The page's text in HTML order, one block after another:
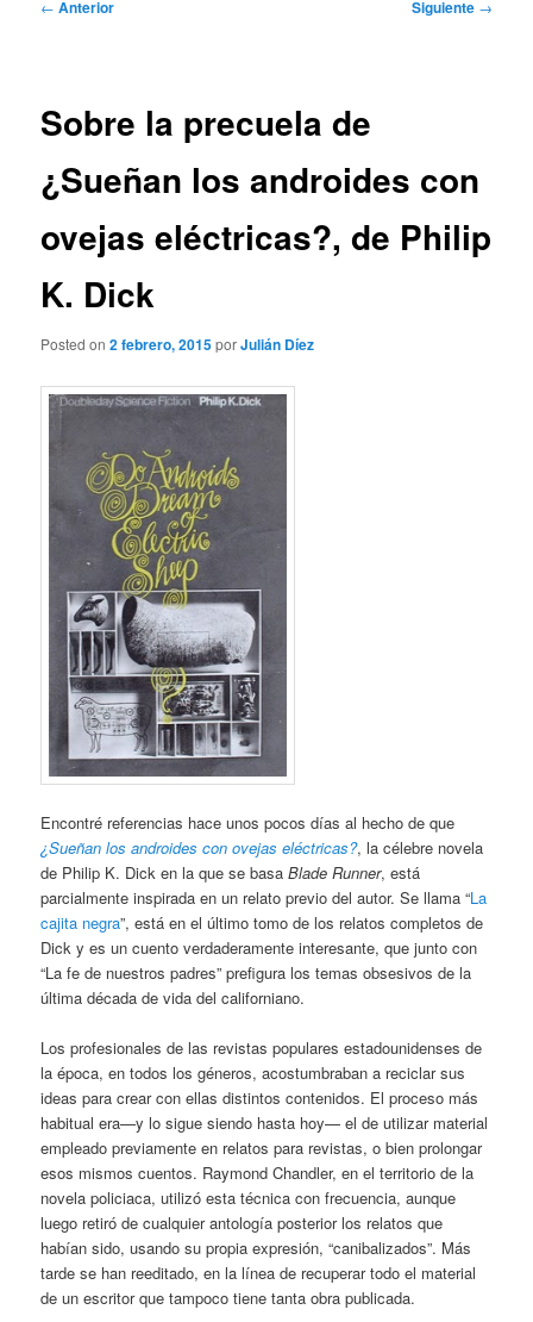
← Anterior Siguiente →
Sobre la precuela de
¿Sueñan los androides con
ovejas eléctricas?, de Philip
K. Dick
Posted on2 febrero, 2015porJulián Díez
Encontré referencias hace unos pocos días al hecho de que
¿Sueñan los androides con ovejas eléctricas?, la célebre novela
de Philip K. Dick en la que se basaBlade Runner, está
parcialmente inspirada en un relato previo del autor. Se llama “La
cajita negra”, está en el último tomo de los relatos completos de
Dick y es un cuento verdaderamente interesante, que junto con
“La fe de nuestros padres” prefigura los temas obsesivos de la
última década de vida del californiano.
Los profesionales de las revistas populares estadounidenses de
la época, en todos los géneros, acostumbraban a reciclar sus
ideas para crear con ellas distintos contenidos. El proceso más
habitual era—y lo sigue siendo hasta hoy— el de utilizar material
empleado previamente en relatos para revistas, o bien prolongar
esos mismos cuentos. Raymond Chandler, en el territorio de la
novela policiaca, utilizó esta técnica con frecuencia, aunque
luego retiró de cualquier antología posterior los relatos que
habían sido, usando su propia expresión, “canibalizados”. Más
tarde se han reeditado, en la línea de recuperar todo el material
de un escritor que tampoco tiene tanta obra publicada.